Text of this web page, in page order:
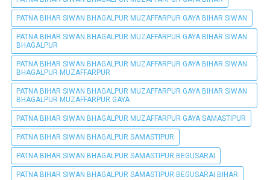
PATNA BIHAR SIWAN BHAGALPUR MUZAFFARPUR GAYA BIHAR SIWAN
PATNA BIHAR SIWAN BHAGALPUR MUZAFFARPUR GAYA BIHAR SIWAN
BHAGALPUR
PATNA BIHAR SIWAN BHAGALPUR MUZAFFARPUR GAYA BIHAR SIWAN
BHAGALPUR MUZAFFARPUR
PATNA BIHAR SIWAN BHAGALPUR MUZAFFARPUR GAYA BIHAR SIWAN
BHAGALPUR MUZAFFARPUR GAYA
PATNA BIHAR SIWAN BHAGALPUR MUZAFFARPUR GAYA SAMASTIPUR
PATNA BIHAR SIWAN BHAGALPUR SAMASTIPUR
PATNA BIHAR SIWAN BHAGALPUR SAMASTIPUR BEGUSARAI
PATNA BIHAR SIWAN BHAGALPUR SAMASTIPUR BEGUSARAI BIHAR